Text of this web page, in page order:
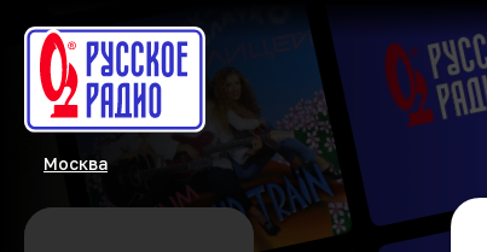
Москва